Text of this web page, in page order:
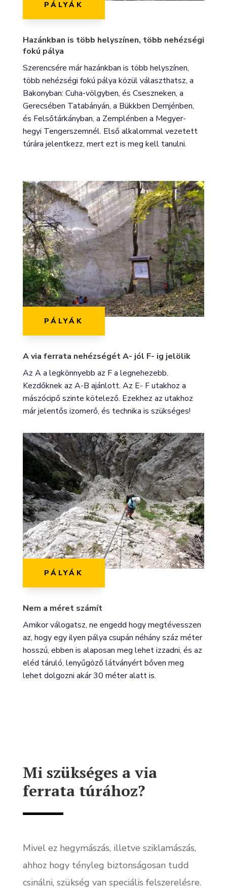
PÁLYÁK
Hazánkban is több helyszínen, több nehézségi
fokú pálya
Szerencsére már hazánkban is több helyszínen,
több nehézségi fokú pálya közül választhatsz, a
Bakonyban: Cuha-völgyben, és Cseszneken, a
Gerecsében Tatabányán, a Bükkben Demjénben,
és Felsőtárkányban, a Zemplénben a Megyer-
hegyi Tengerszemnél. Első alkalommal vezetett
túrára jelentkezz, mert ezt is meg kell tanulni.
PÁLYÁK
A via ferrata nehézségét A- jól F- ig jelölik
Az A a legkönnyebb az F a legnehezebb.
Kezdőknek az A-B ajánlott. Az E- F utakhoz a
mászócipő szinte kötelező. Ezekhez az utakhoz
már jelentős izomerő, és technika is szükséges!
PÁLYÁK
Nem a méret számít
Amikor válogatsz, ne engedd hogy megtévesszen
az, hogy egy ilyen pálya csupán néhány száz méter
hosszú, ebben is alaposan meg lehet izzadni, és az
eléd táruló, lenyűgöző látványért bőven meg
lehet dolgozni akár 30 méter alatt is.
Mi szükséges a via
ferrata túrához?
Mivel ez hegymászás, illetve sziklamászás,
ahhoz hogy tényleg biztonságosan tudd
csinálni, szükség van speciális felszerelésre.